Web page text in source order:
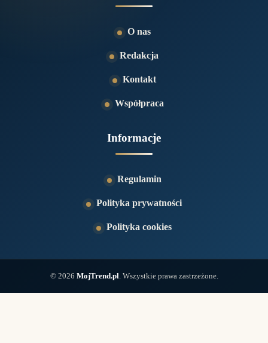
O nas
Redakcja
Kontakt
Współpraca
Informacje
Regulamin
Polityka prywatności
Polityka cookies
© 2026 MojTrend.pl. Wszystkie prawa zastrzeżone.